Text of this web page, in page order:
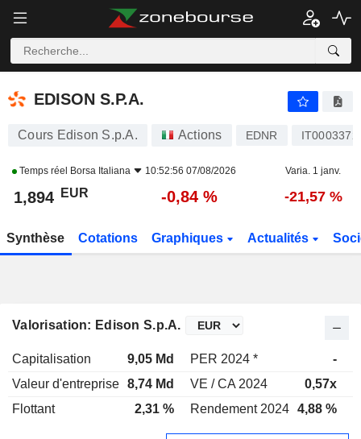
EDISON S.P.A.
EDISON S.P.A.
Cours Edison S.p.A. Actions EDNR
Temps réel Borsa Italiana 10:52:56 07/08/2026 Varia. 1 janv.
1,894 EUR -0,84 % -21,57 %
Synthèse Cotations Graphiques Actualités
Valorisation: Edison S.p.A.
Capitalisation 9,05 Md PER 2024 * -
Valeur d'entreprise 8,74 Md VE / CA 2024 0,57x
Flottant
2,31 % Rendement 2024 4,88 %